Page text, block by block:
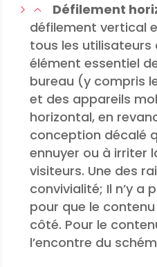
Défilement
défilement vertical
tous les utilisateurs
élément essentiel
bureau (y compris
et des appareils
horizontal, en
conception décalé
ennuyer ou à irriter
visiteurs. Une des
convivialité; Il n’y a
pour que le
côté. Pour le
l’encontre du